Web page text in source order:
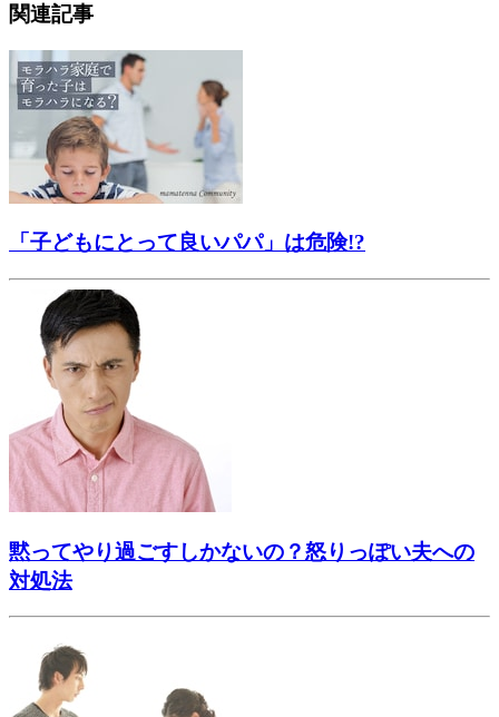
関連記事
「子どもにとって良いパパ」は危険!?
黙ってやり過ごすしかないの？怒りっぽい夫への
対処法